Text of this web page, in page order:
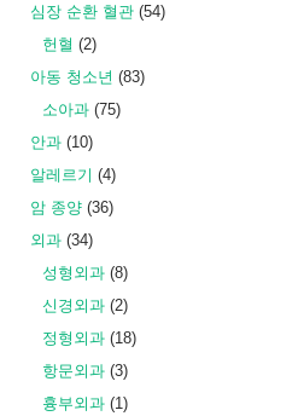
심장 순환 혈관 (54)
헌혈 (2)
아동 청소년 (83)
소아과 (75)
안과 (10)
알레르기 (4)
암 종양 (36)
외과 (34)
성형외과 (8)
신경외과 (2)
정형외과 (18)
항문외과 (3)
흉부외과 (1)